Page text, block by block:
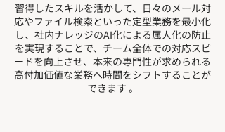
習得したスキルを活かして、日々のメール対
応やファイル検索といった定型業務を最小化
し、社内ナレッジのAI化による属人化の防止
を実現することで、チーム全体での対応スピ
ードを向上させ、本来の専門性が求められる
高付加価値な業務へ時間をシフトすることが
できます 。